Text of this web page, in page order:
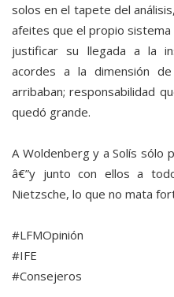
solos en el tapete del
afeites que el propio
justificar su llegada a la
acordes a la dimensión
arribaban; responsabilidad
quedó grande.
A Woldenberg y a Solís sólo
â€”y junto con ellos a
Nietzsche, lo que no mata
#LFMOpinión
#IFE
#Consejeros